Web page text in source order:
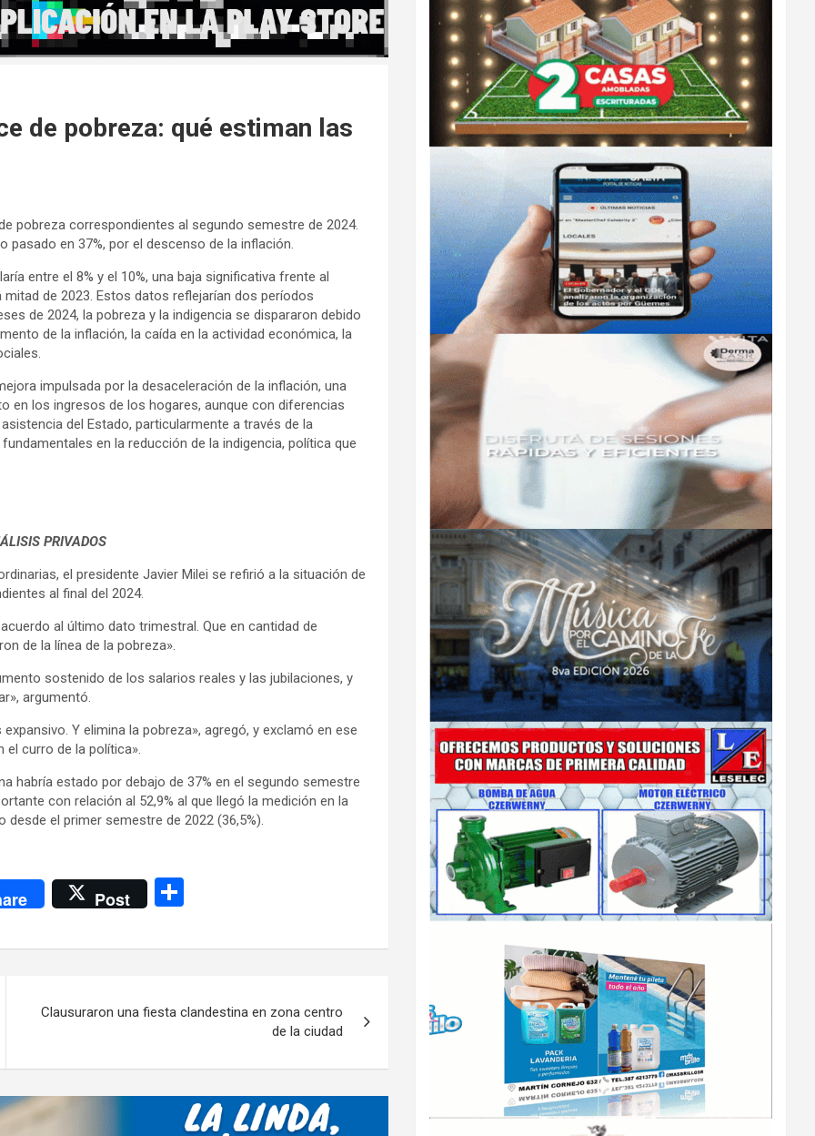
de pobreza: qué estiman las
pobreza correspondientes al segundo semestre de 2024.
en 37%, por el descenso de la inflación.
entre el 8% y el 10%, una baja significativa frente al
mitad de 2023. Estos datos reflejarían dos períodos
de 2024, la pobreza y la indigencia se dispararon debido
de la inflación, la caída en la actividad económica, la
impulsada por la desaceleración de la inflación, una
en los ingresos de los hogares, aunque con diferencias
del Estado, particularmente a través de la
en la reducción de la indigencia, política que
PRIVADOS
el presidente Javier Milei se refirió a la situación de
al final del 2024.
al último dato trimestral. Que en cantidad de
de la línea de la pobreza».
sostenido de los salarios reales y las jubilaciones, y
argumentó.
Y elimina la pobreza», agregó, y exclamó en ese
el curro de la política».
habría estado por debajo de 37% en el segundo semestre
con relación al 52,9% al que llegó la medición en la
el primer semestre de 2022 (36,5%).
Post
m
ar
Clausuraron una fiesta clandestina en zona centro
de la ciudad